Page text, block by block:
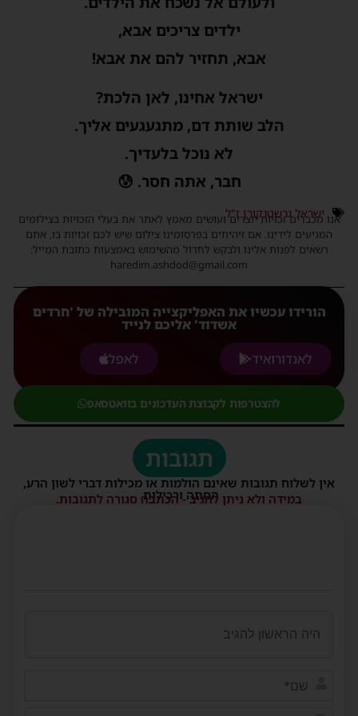
ילדים צריכים אבא,
אבא, תחזיר להם את אבא!
ישראל אחינו, לאן הלכת?
הלב שותת דם, מתגעגעים אליך.
לא נוכל בלעדיך.
חבר, אתה חסר. 😰
ישראל גרשטנקורן ז"ל
אנו מכבדים זכויות יוצרים ועושים מאמץ לאתר את בעלי הזכויות בצילומים
המגיעים לידינו. אם זיהיתים בפרסומינו צילום שיש לכם זכויות בו, אתם
רשאים לפנות אלינו ולבקש לחדול מהשימוש באמצעות כתובת המייל:
haredim.ashdod@gmail.com
הורידו עכשיו את האפליקצייה המובילה של 'חרדים
אשדוד' אליכם לנייד
לאנדורואיד
לאפל
להצטרפות לקבוצת העדכונים בוואטסאפ
תגובות
אין לשלוח תגובות שאינם הולמות או מכילות דברי לשון הרע,
הסתה ורכילות.
במידה ולא ניתן להגיב - הכתבה סגורה לתגובות.